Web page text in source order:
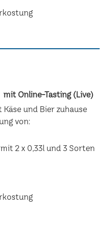
mit Online-Tasting (Live)
und Bier zuhause
von:
2 x 0,33l und 3 Sorten